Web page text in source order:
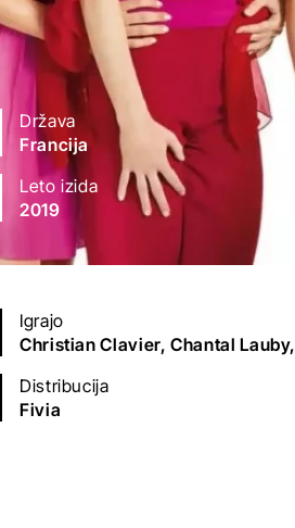
Država
Francija
Leto izida
2019
Igrajo
Christian Clavier,Chantal Lauby,
Distribucija
Fivia